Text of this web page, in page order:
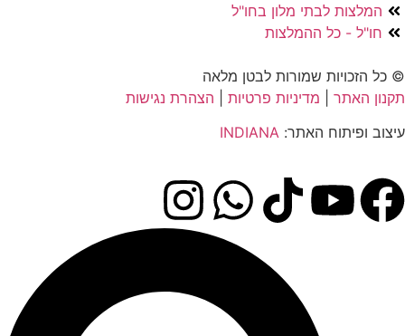
המלצות לבתי מלון בחו"ל
חו"ל - כל ההמלצות
© כל הזכויות שמורות לבטן מלאה
תקנון האתר
מדיניות פרטיות
הצהרת נגישות
עיצוב ופיתוח האתר: INDIANA